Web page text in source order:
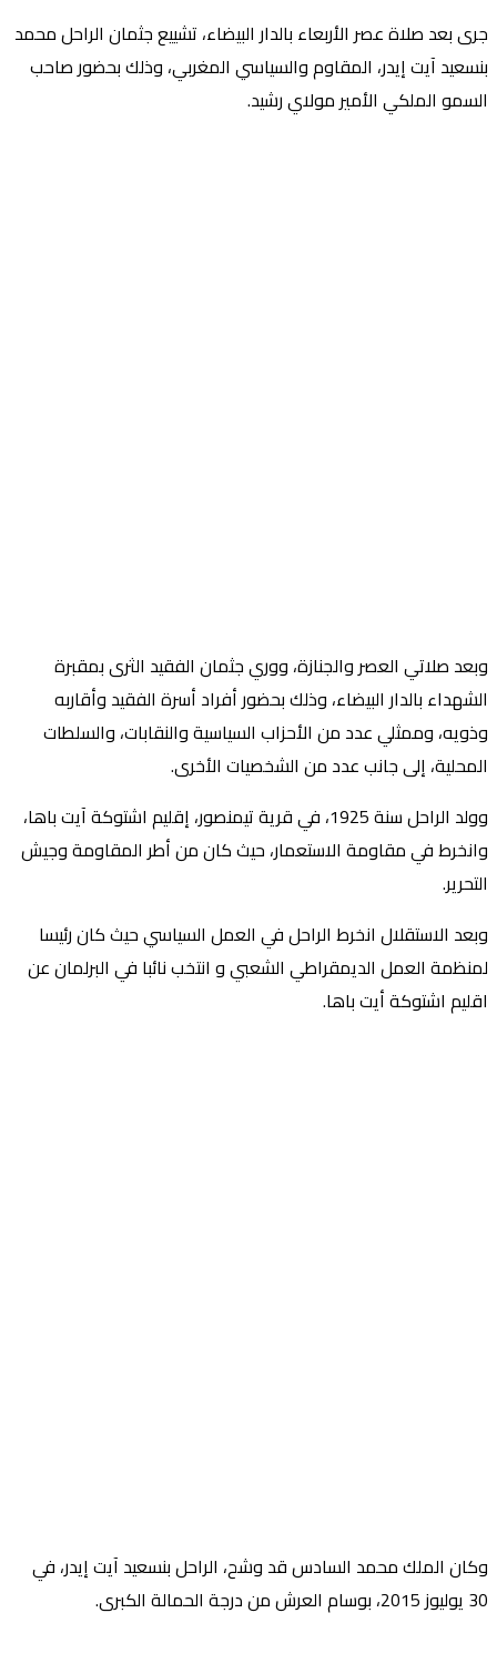
جرى بعد صلاة عصر الأربعاء بالدار البيضاء، تشييع جثمان الراحل محمد
بنسعيد آيت إيدر، المقاوم والسياسي المغربي، وذلك بحضور صاحب
السمو الملكي الأمير مولاي رشيد.
وبعد صلاتي العصر والجنازة، ووري جثمان الفقيد الثرى بمقبرة
الشهداء بالدار البيضاء، وذلك بحضور أفراد أسرة الفقيد وأقاربه
وذويه، وممثلي عدد من الأحزاب السياسية والنقابات، والسلطات
المحلية، إلى جانب عدد من الشخصيات الأخرى.
وولد الراحل سنة 1925، في قرية تيمنصور، إقليم اشتوكة آيت باها،
وانخرط في مقاومة الاستعمار، حيث كان من أطر المقاومة وجيش
التحرير.
وبعد الاستقلال انخرط الراحل في العمل السياسي حيث كان رئيسا
لمنظمة العمل الديمقراطي الشعبي و انتخب نائبا في البرلمان عن
اقليم اشتوكة أيت باها.
وكان الملك محمد السادس قد وشح، الراحل بنسعيد آيت إيدر، في
30 يوليوز 2015، بوسام العرش من درجة الحمالة الكبرى.